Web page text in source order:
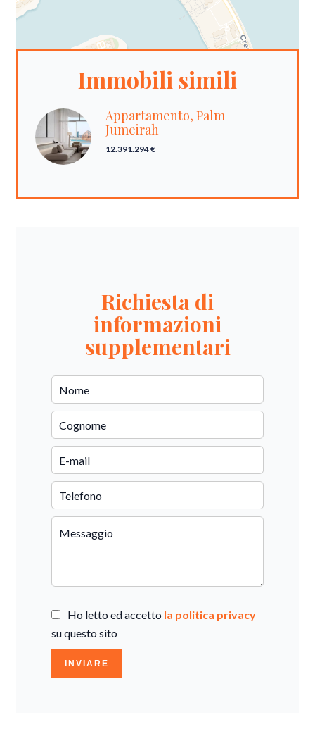
Immobili simili
Appartamento, Palm
Jumeirah
12.391.294 €
Richiesta di
informazioni
supplementari
Ho letto ed accetto la politica privacy
su questo sito
INVIARE